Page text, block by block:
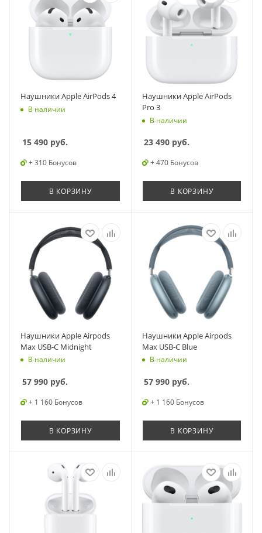
Наушники Apple AirPods 4
В наличии
15 490 руб.
+ 310 Бонусов
В КОРЗИНУ
Наушники Apple AirPods
Pro 3
В наличии
23 490руб.
+ 470 Бонусов
В КОРЗИНУ
Наушники Apple Airpods
Max USB-C Midnight
В наличии
57 990 руб.
+ 1 160 Бонусов
В КОРЗИНУ
Наушники Apple Airpods
Max USB-C Blue
В наличии
57 990руб.
+ 1 160 Бонусов
В КОРЗИНУ